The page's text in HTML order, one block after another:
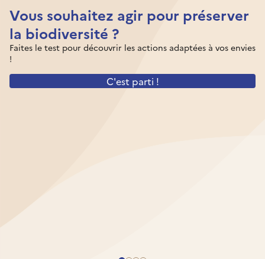
Vous souhaitez agir pour préserver
la biodiversité ?
Faites le test pour découvrir les actions adaptées à vos envies
!
C'est parti !